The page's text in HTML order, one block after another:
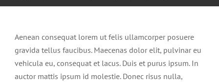
关于云方
云方产品
合作伙伴
Aenean consequat lorem ut felis ullamcorper posuere
gravida tellus faucibus. Maecenas dolor elit, pulvinar eu
vehicula eu, consequat et lacus. Duis et purus ipsum. In
auctor mattis ipsum id molestie. Donec risus nulla,